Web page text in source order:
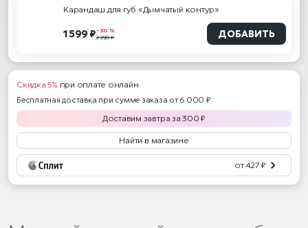
Карандаш для губ «Дымчатый контур»
1 599 ₽- 30 %
2 290 ₽
ДОБАВИТЬ
Скидка 5% при оплате онлайн
Бесплатная доставка при сумме заказа от 6 000 ₽
Доставим завтра за300 ₽
Найти в магазине
от 427 ₽